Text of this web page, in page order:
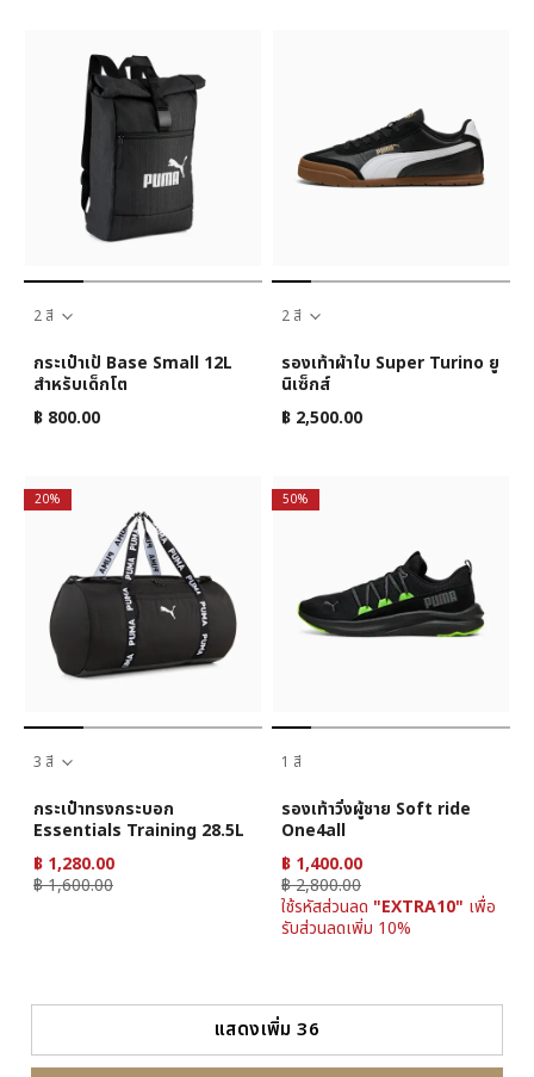
2 สี
กระเป๋าเป้ Base Small 12L
สำหรับเด็กโต
฿ 800.00
2 สี
รองเท้าผ้าใบ Super Turino ยู
นิเซ็กส์
฿ 2,500.00
20%
3 สี
กระเป๋าทรงกระบอก
Essentials Training 28.5L
฿ 1,280.00
฿ 1,600.00
50%
1 สี
รองเท้าวิ่งผู้ชาย Soft ride
One4all
฿ 1,400.00
฿ 2,800.00
ใช้รหัสส่วนลด "EXTRA10" เพื่อ
รับส่วนลดเพิ่ม 10%
แสดงเพิ่ม 36